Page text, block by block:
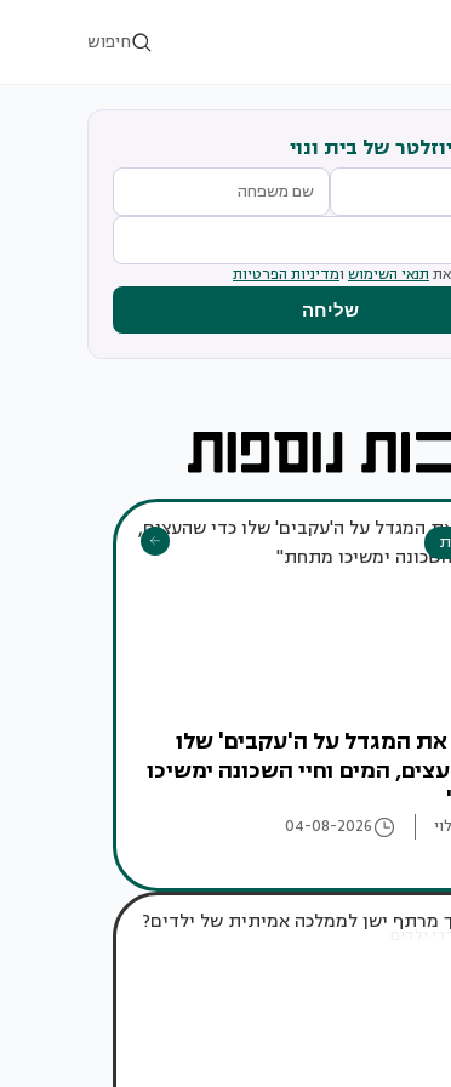
חיפוש
של בית ונוי
תנאי השימוש ומדיניות הפרטיות
שליחה
את המגדל על ה'עקבים' שלו
המים וחיי השכונה ימשיכו
04-08-2026
ילדים